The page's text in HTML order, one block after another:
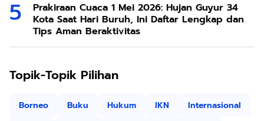
Prakiraan Cuaca 1 Mei 2026: Hujan Guyur 34
Kota Saat Hari Buruh, Ini Daftar Lengkap dan
Tips Aman Beraktivitas
Topik-Topik Pilihan
Borneo Buku Hukum IKN
Internasional